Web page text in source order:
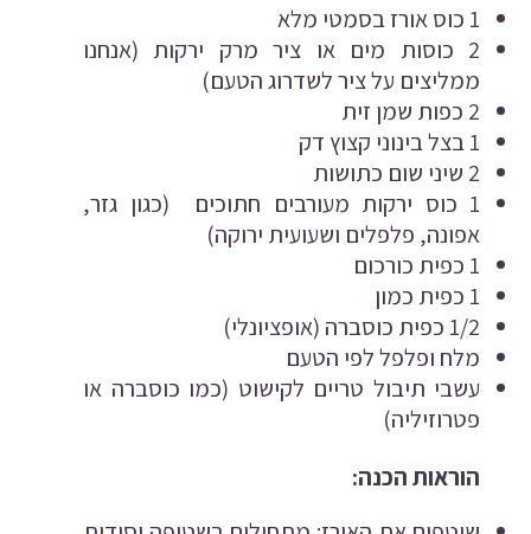
1 כוס אורז בסמטי מלא
2 כוסות מים או ציר מרק ירקות (אנחנו
ממליצים על ציר לשדרוג הטעם)
2 כפות שמן זית
1 בצל בינוני קצוץ דק
2 שיני שום כתושות
1 כוס ירקות מעורבים חתוכים (כגון גזר,
אפונה, פלפלים ושעועית ירוקה)
1 כפית כורכום
1 כפית כמון
1/2 כפית כוסברה (אופציונלי)
מלח ופלפל לפי הטעם
עשבי תיבול טריים לקישוט (כמו כוסברה או
פטרוזיליה)
הוראות הכנה: